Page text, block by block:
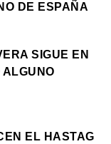
DE ESPAÑA
SIGUE EN
ALGUNO
EL HASTAG